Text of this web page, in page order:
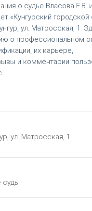
о судье Власова Е.В.
«Кунгурский городской
ул. Матросская, 1.
о профессиональном
их карьере,
и комментарии
ул. Матросская, 1
суды